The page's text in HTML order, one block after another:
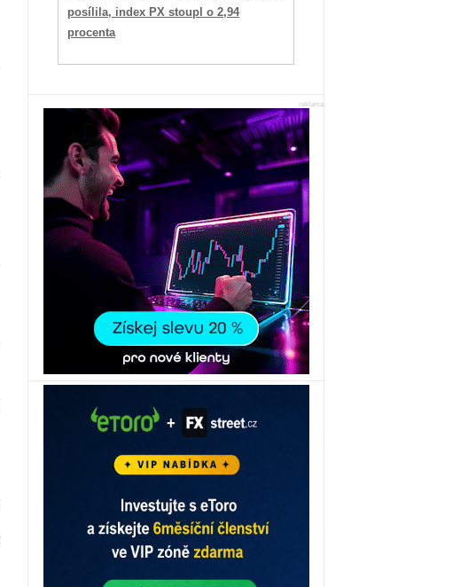
posílila, index PX stoupl o 2,94
procenta
reklama